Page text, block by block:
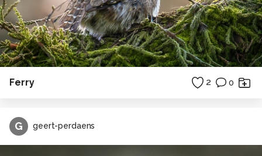
Ferry 2 0
G geert-perdaens